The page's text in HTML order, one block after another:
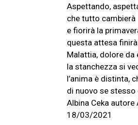
Aspettando,
che tutto cambierà
e fiorirà la
questa attesa
Malattia, dolore da
la stanchezza si
l’anima è distinta,
di nuovo se stesso
Albina Ceka autore
18/03/2021